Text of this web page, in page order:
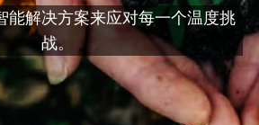
能解决方案来应对每一个温度挑
战。